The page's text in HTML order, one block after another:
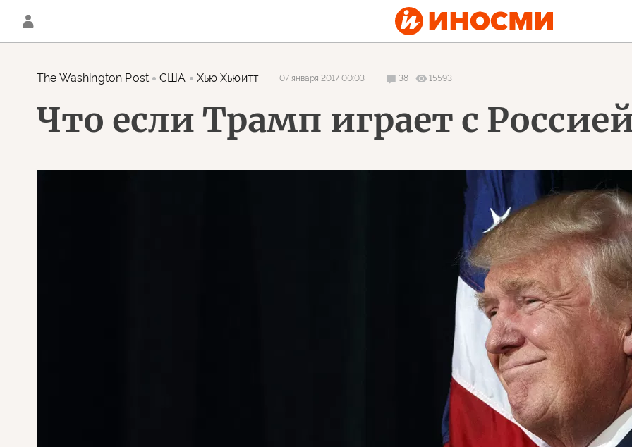
The Washington Post США Хью Хьюитт 07 января 2017 00:03 38 15593
Что если Трамп играет с